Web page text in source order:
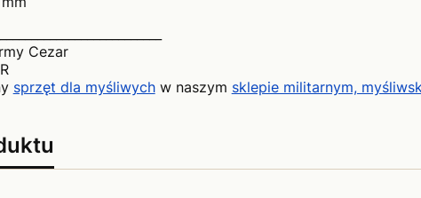
Cezar
sprzęt dla myśliwychw naszym sklepie militarnym,